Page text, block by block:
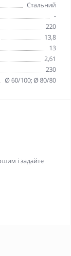
Стальний
-
220
13,8
13
2,61
230
Ø 60/100; Ø 80/80
і задайте